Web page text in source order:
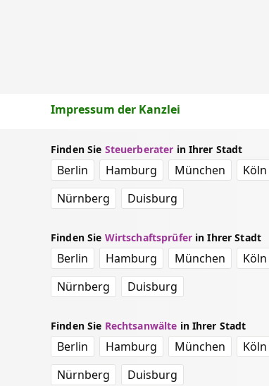
Impressum der Kanzlei
Finden Sie Steuerberater in Ihrer Stadt
Berlin Hamburg München Köln
Nürnberg
Duisburg
Finden Sie Wirtschaftsprüferin Ihrer Stadt
Berlin Hamburg München Köln
Nürnberg
Duisburg
Finden Sie Rechtsanwälte in Ihrer Stadt
Berlin Hamburg München Köln
Nürnberg
Duisburg